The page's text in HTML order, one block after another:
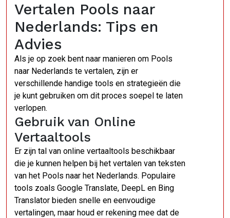
Vertalen Pools naar
Nederlands: Tips en
Advies
Als je op zoek bent naar manieren om Pools
naar Nederlands te vertalen, zijn er
verschillende handige tools en strategieën die
je kunt gebruiken om dit proces soepel te laten
verlopen.
Gebruik van Online
Vertaaltools
Er zijn tal van online vertaaltools beschikbaar
die je kunnen helpen bij het vertalen van teksten
van het Pools naar het Nederlands. Populaire
tools zoals Google Translate, DeepL en Bing
Translator bieden snelle en eenvoudige
vertalingen, maar houd er rekening mee dat de